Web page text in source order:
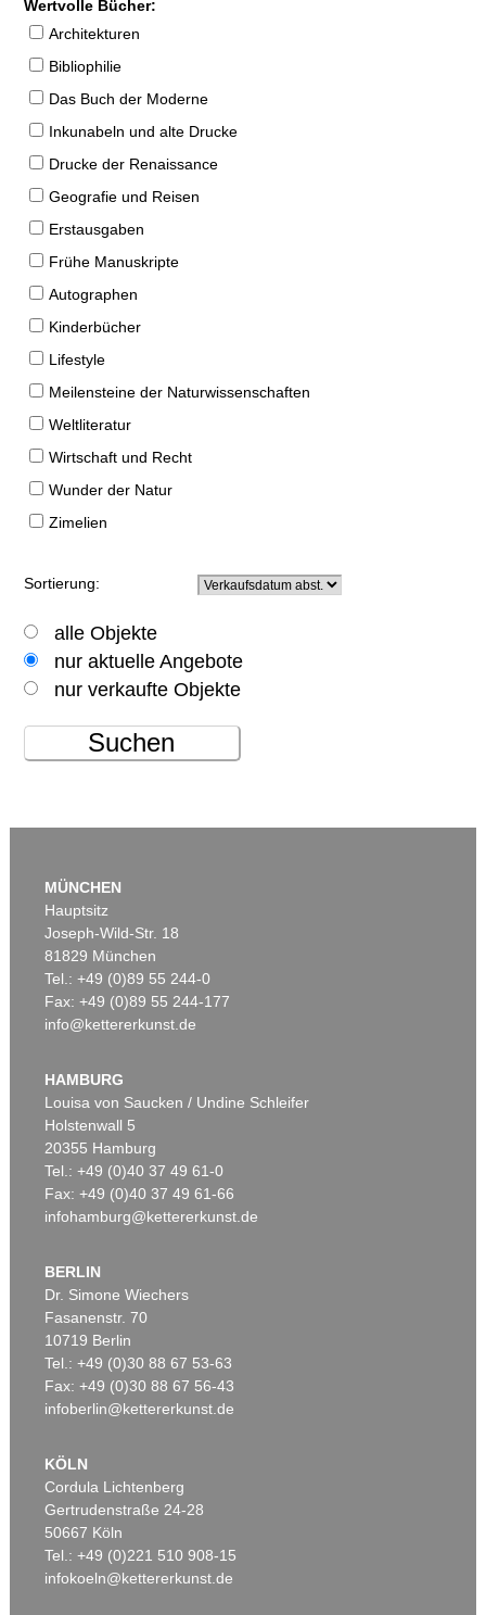
Wertvolle Bücher:
Architekturen
Bibliophilie
Das Buch der Moderne
Inkunabeln und alte Drucke
Drucke der Renaissance
Geografie und Reisen
Erstausgaben
Frühe Manuskripte
Autographen
Kinderbücher
Lifestyle
Meilensteine der Naturwissenschaften
Weltliteratur
Wirtschaft und Recht
Wunder der Natur
Zimelien
Sortierung:
alle Objekte
nur aktuelle Angebote
nur verkaufte Objekte
Suchen
MÜNCHEN
Hauptsitz
Joseph-Wild-Str. 18
81829 München
Tel.: +49 (0)89 55 244-0
Fax: +49 (0)89 55 244-177
info@kettererkunst.de
HAMBURG
Louisa von Saucken / Undine Schleifer
Holstenwall 5
20355 Hamburg
Tel.: +49 (0)40 37 49 61-0
Fax: +49 (0)40 37 49 61-66
infohamburg@kettererkunst.de
BERLIN
Dr. Simone Wiechers
Fasanenstr. 70
10719 Berlin
Tel.: +49 (0)30 88 67 53-63
Fax: +49 (0)30 88 67 56-43
infoberlin@kettererkunst.de
KÖLN
Cordula Lichtenberg
Gertrudenstraße 24-28
50667 Köln
Tel.: +49 (0)221 510 908-15
infokoeln@kettererkunst.de